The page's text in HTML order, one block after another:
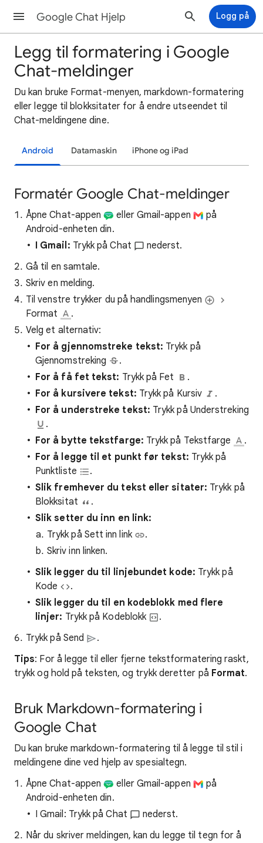
Google Chat Hjelp Logg på
Legg til formatering i Google
Chat-meldinger
Du kan bruke Format-menyen, markdown-formatering
eller legge til blokksitater for å endre utseendet til
Chat-meldingene dine.
Android Datamaskin iPhone og iPad
Formatér Google Chat-meldinger
Åpne Chat-appen eller Gmail-appen
på
Android-enheten din.
I Gmail: Trykk på Chat
nederst.
Gå til en samtale.
Skriv en melding.
Til venstre trykker du på handlingsmenyen
Format
.
Velg et alternativ:
For å gjennomstreke tekst: Trykk på
Gjennomstreking
.
For å få fet tekst: Trykk på Fet
.
For å kursivere tekst: Trykk på Kursiv
.
For å understreke tekst: Trykk på Understreking
.
For å bytte tekstfarge: Trykk på Tekstfarge
.
For å legge til et punkt før tekst: Trykk på
Punktliste
.
Slik fremhever du tekst eller sitater: Trykk på
Blokksitat
.
Slik setter du inn en link:
Trykk på Sett inn link
.
Skriv inn linken.
Slik legger du til linjebundet kode: Trykk på
Kode
.
Slik legger du til en kodeblokk med flere
linjer: Trykk på Kodeblokk
.
Trykk på Send
.
Tips: For å legge til eller fjerne tekstformatering raskt,
trykk og hold på teksten, og trykk deretter på Format.
Bruk Markdown-formatering i
Google Chat
Du kan bruke markdown-formatering til å legge til stil i
meldingene dine ved hjelp av spesialtegn.
Åpne Chat-appen
eller Gmail-appen
på
Android-enheten din.
I Gmail: Trykk på Chat
nederst.
Når du skriver meldingen, kan du legge til tegn for å